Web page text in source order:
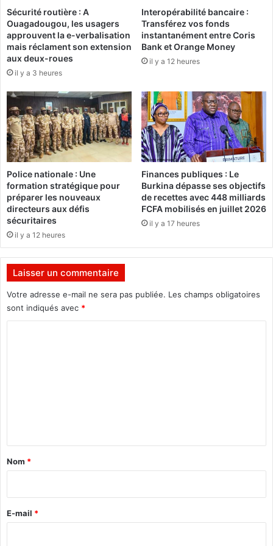
F
a
s
o
p
a
r
e
b
i
a
s
d
u
f
i
a
c
e
m
e
t
d
:
l
e
p
o
i
t
Sécurité routière : A
Ouagadougou, les usagers
approuvent la e-verbalisation
mais réclament son extension
aux deux-roues
il y a 3 heures
Interopérabilité bancaire :
Transférez vos fonds
instantanément entre Coris
Bank et Orange Money
il y a 12 heures
Police nationale : Une
formation stratégique pour
préparer les nouveaux
directeurs aux défis
sécuritaires
il y a 12 heures
Finances publiques : Le
Burkina dépasse ses objectifs
de recettes avec 448 milliards
FCFA mobilisés en juillet 2026
il y a 17 heures
Laisser un commentaire
Votre adresse e-mail ne sera pas publiée. Les champs obligatoires
sont indiqués avec *
a
e
Nom *
E-mail *